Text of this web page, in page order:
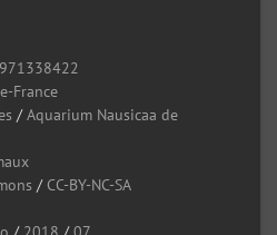
France
/Aquarium Nausicaa de
/ CC-BY-NC-SA